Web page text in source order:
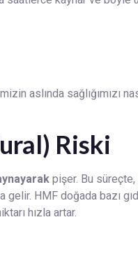
aslında sağlığımızı
Riski
pişer. Bu
HMF doğada bazı
hızla artar.